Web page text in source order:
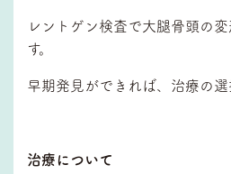
レントゲン検査で大腿骨頭の
す。
早期発見ができれば、治療の選
治療について